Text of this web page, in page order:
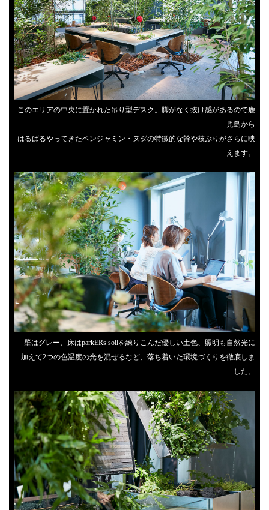
このエリアの中央に置かれた吊り型デスク。脚がなく抜け感があるので鹿
児島から
はるばるやってきたベンジャミン・ヌダの特徴的な幹や枝ぶりがさらに映
えます。
壁はグレー、床はparkERs soilを練りこんだ優しい土色、照明も自然光に
加えて2つの色温度の光を混ぜるなど、落ち着いた環境づくりを徹底しま
した。